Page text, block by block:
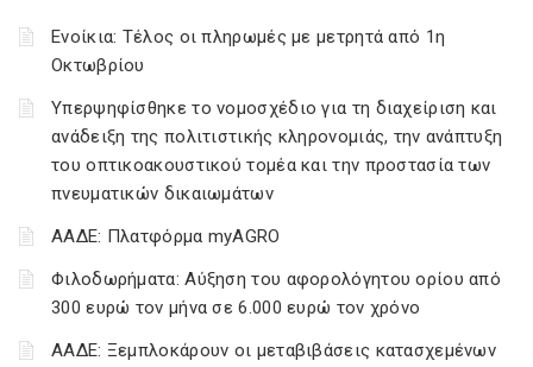
Ενοίκια: Τέλος οι πληρωμές με μετρητά από 1η
Οκτωβρίου
Υπερψηφίσθηκε το νομοσχέδιο για τη διαχείριση και
ανάδειξη της πολιτιστικής κληρονομιάς, την ανάπτυξη
του οπτικοακουστικού τομέα και την προστασία των
πνευματικών δικαιωμάτων
ΑΑΔΕ: Πλατφόρμα myAGRO
Φιλοδωρήματα: Αύξηση του αφορολόγητου ορίου από
300 ευρώ τον μήνα σε 6.000 ευρώ τον χρόνο
ΑΑΔΕ: Ξεμπλοκάρουν οι μεταβιβάσεις κατασχεμένων